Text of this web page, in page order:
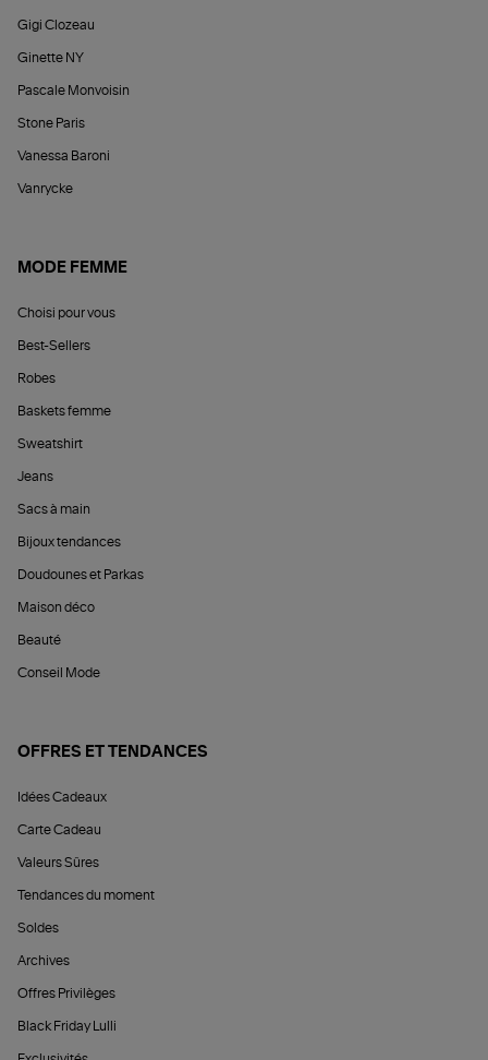
Gigi Clozeau
Ginette NY
Pascale Monvoisin
Stone Paris
Vanessa Baroni
Vanrycke
MODE FEMME
Choisi pour vous
Best-Sellers
Robes
Baskets femme
Sweatshirt
Jeans
Sacs à main
Bijoux tendances
Doudounes et Parkas
Maison déco
Beauté
Conseil Mode
OFFRES ET TENDANCES
Idées Cadeaux
Carte Cadeau
Valeurs Sûres
Tendances du moment
Soldes
Archives
Offres Privilèges
Black Friday Lulli